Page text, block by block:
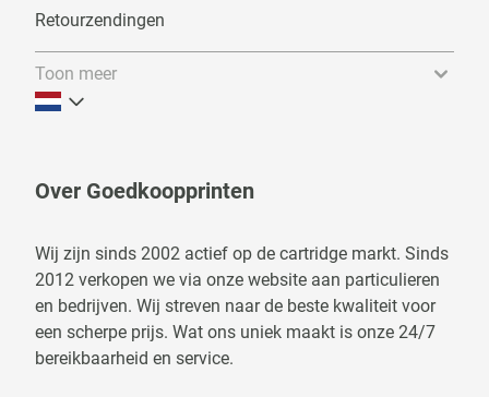
Retourzendingen
Toon meer
Over Goedkoopprinten
Wij zijn sinds 2002 actief op de cartridge markt. Sinds
2012 verkopen we via onze website aan particulieren
en bedrijven. Wij streven naar de beste kwaliteit voor
een scherpe prijs. Wat ons uniek maakt is onze 24/7
bereikbaarheid en service.